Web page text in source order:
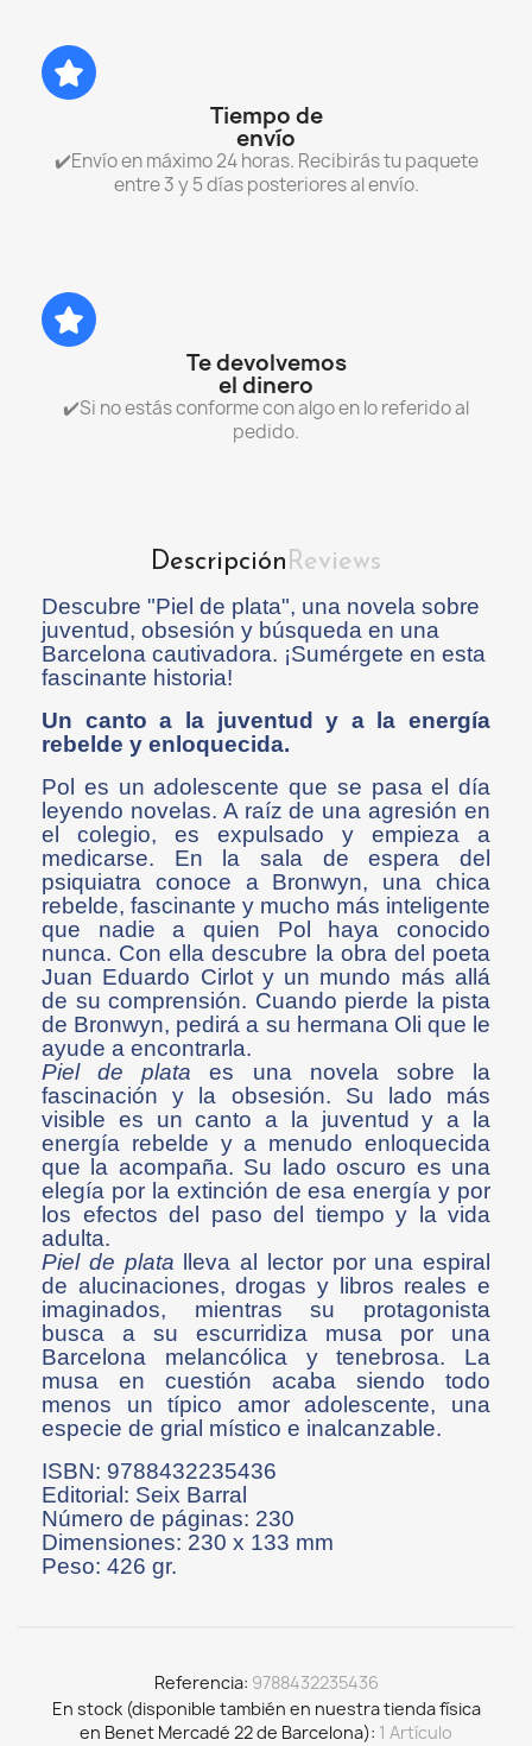
Tiempo de
envío
✔️Envío en máximo 24 horas. Recibirás tu paquete
entre 3 y 5 días posteriores al envío.
Te devolvemos
el dinero
✔️Si no estás conforme con algo en lo referido al
pedido.
DescripciónReviews
Descubre "Piel de plata", una novela sobre
juventud, obsesión y búsqueda en una
Barcelona cautivadora. ¡Sumérgete en esta
fascinante historia!
Un canto a la juventud y a la energía
rebelde y enloquecida.
Pol es un adolescente que se pasa el día
leyendo novelas. A raíz de una agresión en
el colegio, es expulsado y empieza a
medicarse. En la sala de espera del
psiquiatra conoce a Bronwyn, una chica
rebelde, fascinante y mucho más inteligente
que nadie a quien Pol haya conocido
nunca. Con ella descubre la obra del poeta
Juan Eduardo Cirlot y un mundo más allá
de su comprensión. Cuando pierde la pista
de Bronwyn, pedirá a su hermana Oli que le
ayude a encontrarla.
Piel de plata es una novela sobre la
fascinación y la obsesión. Su lado más
visible es un canto a la juventud y a la
energía rebelde y a menudo enloquecida
que la acompaña. Su lado oscuro es una
elegía por la extinción de esa energía y por
los efectos del paso del tiempo y la vida
adulta.
Piel de plata lleva al lector por una espiral
de alucinaciones, drogas y libros reales e
imaginados, mientras su protagonista
busca a su escurridiza musa por una
Barcelona melancólica y tenebrosa. La
musa en cuestión acaba siendo todo
menos un típico amor adolescente, una
especie de grial místico e inalcanzable.
ISBN: 9788432235436
Editorial: Seix Barral
Número de páginas: 230
Dimensiones: 230 x 133 mm
Peso: 426 gr.
Referencia 9788432235436
En stock (disponible también en nuestra tienda física
en Benet Mercadé 22 de Barcelona) 1 Artículo